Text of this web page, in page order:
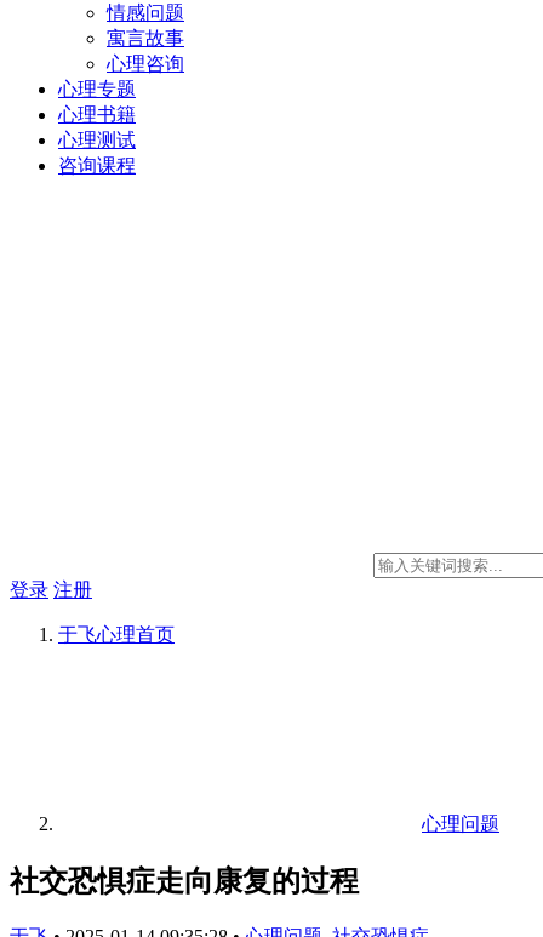
情感问题
寓言故事
心理咨询
心理专题
心理书籍
心理测试
咨询课程
登录 注册
于飞心理首页
心理问题
社交恐惧症走向康复的过程